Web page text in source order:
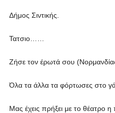
Δήμος Σιντικής.
Τατσιο……
Ζήσε τον έρωτά σου
Όλα τα άλλα τα φόρτωσες στο
Μας έχεις πρήξει με το θέατρο